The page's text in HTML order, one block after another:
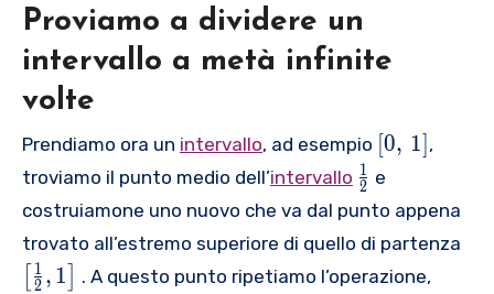
{
}
2
}
}
Proviamo a dividere un
intervallo a metà infinite
volte
Prendiamo ora un intervallo, ad esempio \
l
e
f
t
[
[0, 1] ,
troviamo il punto medio dell’intervallo \
f
r
a
c
2
1 e
costruiamone uno nuovo che va dal punto appena
trovato all’estremo superiore di quello di partenza
2
1 , 1 . A questo punto ripetiamo l’operazione,